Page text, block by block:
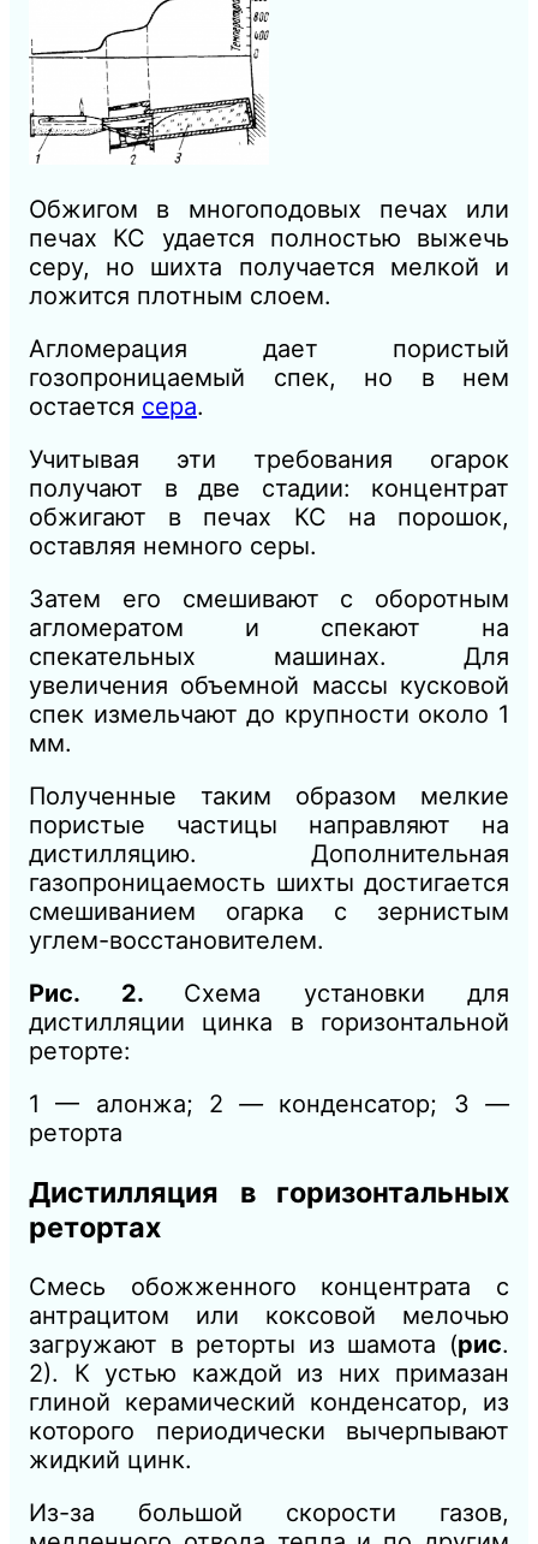
Обжигом в многоподовых печах или
печах КС удается полностью выжечь
серу, но шихта получается мелкой и
ложится плотным слоем.
Агломерация дает пористый
гозопроницаемый спек, но в нем
остается сера.
Учитывая эти требования огарок
получают в две стадии: концентрат
обжигают в печах КС на порошок,
оставляя немного серы.
Затем его смешивают с оборотным
агломератом и спекают на
спекательных машинах. Для
увеличения объемной массы кусковой
спек измельчают до крупности около 1
мм.
Полученные таким образом мелкие
пористые частицы направляют на
дистилляцию. Дополнительная
газопроницаемость шихты достигается
смешиванием огарка с зернистым
углем-восстановителем.
Рис. 2. Схема установки для
дистилляции цинка в горизонтальной
реторте:
1 — алонжа; 2 — конденсатор; 3 —
реторта
Дистилляция в горизонтальных
ретортах
Смесь обожженного концентрата с
антрацитом или коксовой мелочью
загружают в реторты из шамота (рис.
2). К устью каждой из них примазан
глиной керамический конденсатор, из
которого периодически вычерпывают
жидкий цинк.
Из-за большой скорости газов,